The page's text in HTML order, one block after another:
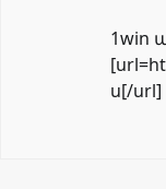
1win
u[/url]